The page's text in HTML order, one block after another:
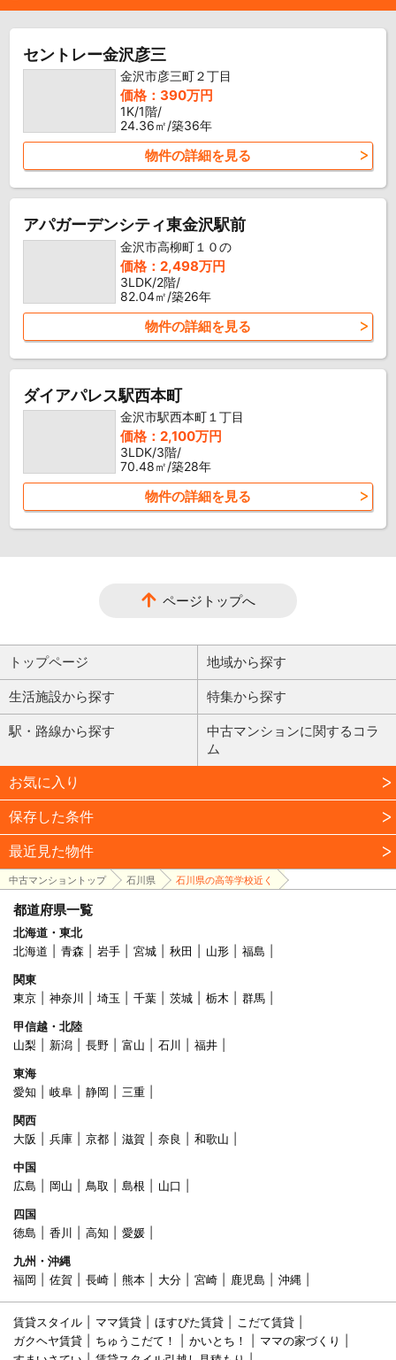
セントレー金沢彦三
金沢市彦三町２丁目
価格：390万円
1K/1階/
24.36㎡/築36年
物件の詳細を見る
アパガーデンシティ東金沢駅前
金沢市高柳町１０の
価格：2,498万円
3LDK/2階/
82.04㎡/築26年
物件の詳細を見る
ダイアパレス駅西本町
金沢市駅西本町１丁目
価格：2,100万円
3LDK/3階/
70.48㎡/築28年
物件の詳細を見る
ページトップへ
トップページ 地域から探す
生活施設から探す 特集から探す
駅・路線から探す
中古マンションに関するコラ
ム
お気に入り
保存した条件
最近見た物件
中古マンショントップ 石川県 石川県の高等学校近く
都道府県一覧
北海道・東北
北海道
青森 岩手 宮城 秋田 山形
福島
関東
東京
神奈川 埼玉 千葉 茨城 栃木
群馬
甲信越・北陸
山梨
新潟 長野 富山 石川
福井
東海
愛知
岐阜 静岡
三重
関西
大阪
兵庫 京都 滋賀 奈良
和歌山
中国
広島
岡山 鳥取 島根
山口
四国
徳島
香川 高知
愛媛
九州・沖縄
福岡
佐賀 長崎 熊本 大分 宮崎 鹿児島 沖縄
賃貸スタイル ママ賃貸 ほすぴた賃貸
こだて賃貸
ガクヘヤ賃貸
ちゅうこだて！ かいとち！
ママの家づくり